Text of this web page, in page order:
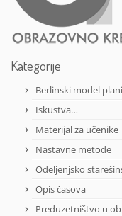
Kategorije
Berlinski model
Iskustva…
Materijal za učenike
Nastavne metode
Odeljenjsko
Opis časova
Preduzetništvo u